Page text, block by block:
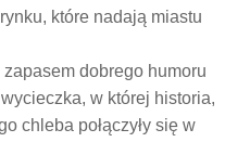
które nadają miastu
dobrego humoru
w której historia,
chleba połączyły się w